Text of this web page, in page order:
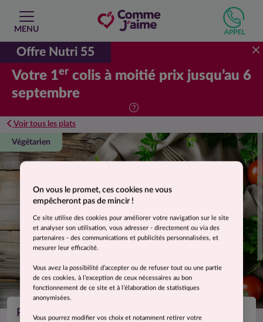
MENU
Offre Nutri 55
Votre 1er colis à moitié prix jusqu’au 6
septembre
Voir tous les plats
Suggestion de présentation. Photo non contractuelle.
Végétarien
Penne all'arrabbiata et boulettes
On vous le promet, ces cookies ne vous
empêcheront pas de mincir !
Ce site utilise des cookies pour améliorer votre navigation sur le site
et analyser son utilisation, vous adresser - directement ou via des
partenaires - des communications et publicités personnalisées, et
mesurer leur efficacité.
Vous avez la possibilité d’accepter ou de refuser tout ou une partie
de ces cookies, à l’exception de ceux nécessaires au bon
fonctionnement de ce site et à l’élaboration de statistiques
anonymisées.
Vous pourrez modifier vos choix et notamment retirer votre